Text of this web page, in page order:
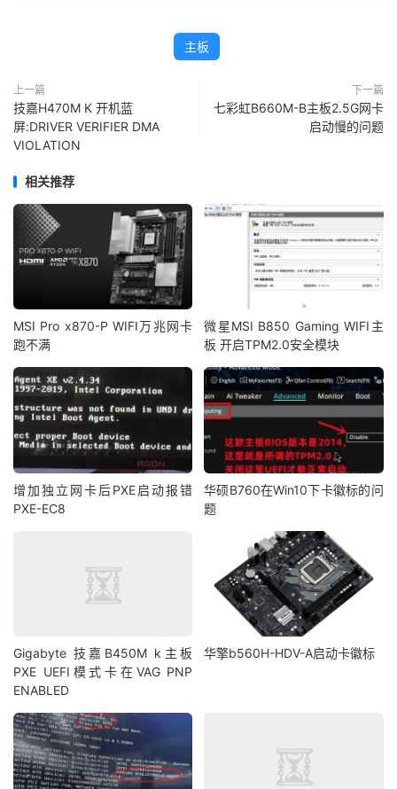
主板
上一篇
技嘉H470M K 开机蓝
屏:DRIVER VERIFIER DMA
VIOLATION
下一篇
七彩虹B660M-B主板2.5G网卡
启动慢的问题
相关推荐
MSI Pro x870-P WIFI万兆网卡
跑不满
微星MSI B850 Gaming WIFI主
板 开启TPM2.0安全模块
增加独立网卡后PXE启动报错
PXE-EC8
华硕B760在Win10下卡徽标的问
题
Gigabyte 技嘉B450M k主板
PXE UEFI模式卡在VAG PNP
ENABLED
华擎b560H-HDV-A启动卡徽标